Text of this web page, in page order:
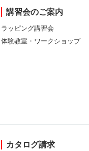
講習会のご案内
ラッピング講習会
体験教室・ワークショップ
カタログ請求